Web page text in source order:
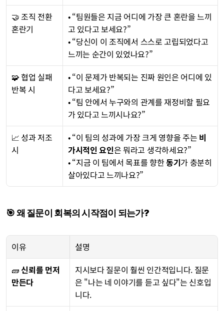
🤝 조직 전환
혼란기
• “팀원들은 지금 어디에 가장 큰 혼란을 느끼
고 있다고 보세요?”
• “당신이 이 조직에서 스스로 고립되었다고
느끼는 순간이 있었나요?”
🧩 협업 실패
반복 시
• “이 문제가 반복되는 진짜 원인은 어디에 있
다고 보세요?”
• “팀 안에서 누구와의 관계를 재정비할 필요
가 있다고 느끼시나요?”
📈 성과 저조
시
• “이 팀의 성과에 가장 크게 영향을 주는 비
가시적인 요인은 뭐라고 생각하세요?”
• “지금 이 팀에서 목표를 향한 동기가 충분히
살아있다고 느끼나요?”
🎯 왜 질문이 회복의 시작점이 되는가?
이유
설명
🧱 신뢰를 먼저
만든다
지시보다 질문이 훨씬 인간적입니다. 질문
은 "나는 네 이야기를 듣고 싶다"는 신호입
니다.